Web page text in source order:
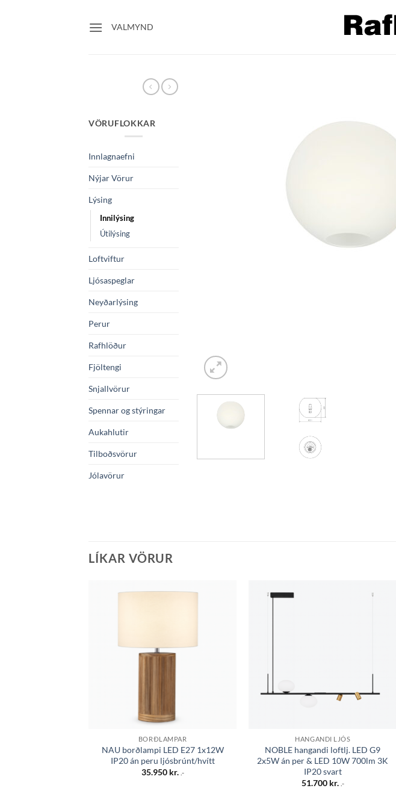
VALMYND
VÖRUFLOKKAR
Innlagnaefni
Nýjar Vörur
Lýsing
Innilýsing
Útilýsing
Loftviftur
Ljósaspeglar
Neyðarlýsing
Perur
Rafhlöður
Fjöltengi
Snjallvörur
Spennar og stýringar
Aukahlutir
Tilboðsvörur
Jólavörur
LÍKAR VÖRUR
BORÐLAMPAR
NAU borðlampi LED E27 1x12W
IP20 án peru ljósbrúnt/hvítt
35.950 kr. .-
HANGANDI LJÓS
NOBLE hangandi loftlj. LED G9
2x5W án per & LED 10W 700lm 3K
IP20 svart
51.700 kr. .-